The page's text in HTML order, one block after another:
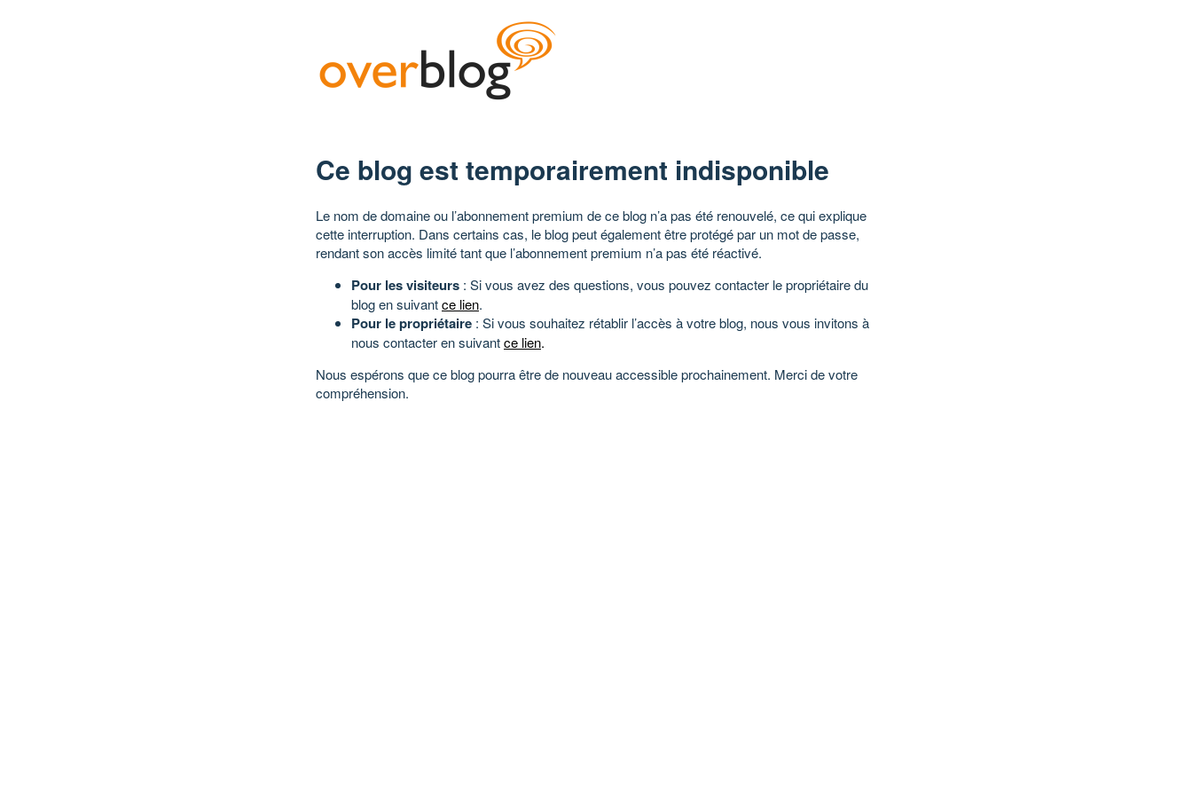
Ce blog est temporairement indisponible
Le nom de domaine ou l’abonnement premium de ce blog n’a pas été renouvelé, ce qui explique
cette interruption. Dans certains cas, le blog peut également être protégé par un mot de passe,
rendant son accès limité tant que l’abonnement premium n’a pas été réactivé.
Pour les visiteurs : Si vous avez des questions, vous pouvez contacter le propriétaire du
blog en suivantce lien.
Pour le propriétaire : Si vous souhaitez rétablir l’accès à votre blog, nous vous invitons à
nous contacter en suivantce lien.
Nous espérons que ce blog pourra être de nouveau accessible prochainement. Merci de votre
compréhension.